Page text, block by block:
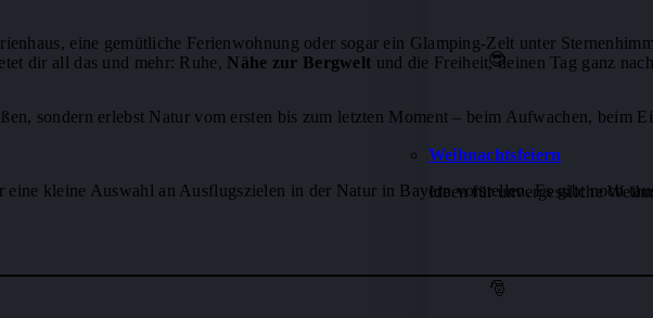
😎
Weihnachtsfeiern
Ideen für unvergessliche
🎅
eine gemütliche Ferienwohnung oder sogar ein Glamping-Zelt unter
dir all das und mehr: Ruhe, Nähe zur Bergwelt und die Freiheit, deinen Tag ganz
sondern erlebst Natur vom ersten bis zum letzten Moment – beim Aufwachen, beim
kleine Auswahl an Ausflugszielen in der Natur in Bayern vorstellen. Es gibt noch